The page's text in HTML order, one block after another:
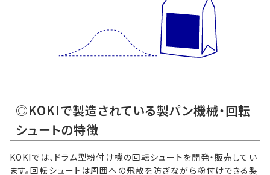
◎KOKIで製造されている製パン機械・回転
シュートの特徴
KOKIでは、ドラム型粉付け機の回転シュートを開発・販売してい
ます。回転シュートは周囲への飛散を防ぎながら粉付けできる製